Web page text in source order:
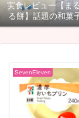
実食レビュー【ま
る餅】話題の和菓
カロリー・賞味
SevenEleven